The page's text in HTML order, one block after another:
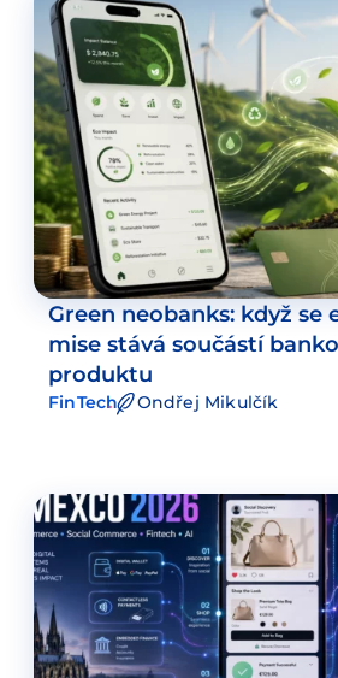
Green neobanks: když se
mise stává součástí
produktu
FinTech Ondřej Mikulčík